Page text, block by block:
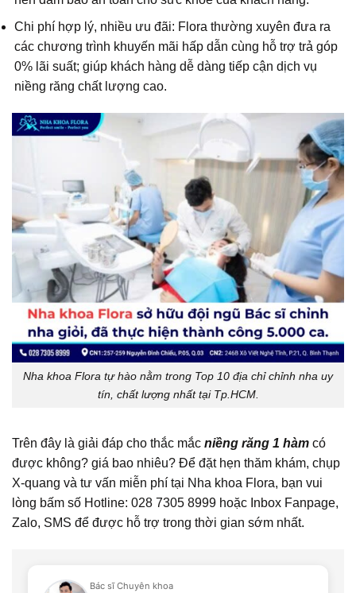
Chi phí hợp lý, nhiều ưu đãi: Flora thường xuyên đưa ra
các chương trình khuyến mãi hấp dẫn cùng hỗ trợ trả góp
0% lãi suất; giúp khách hàng dễ dàng tiếp cận dịch vụ
niềng răng chất lượng cao.
Nha khoa Flora tự hào nằm trong Top 10 địa chỉ chỉnh nha uy
tín, chất lượng nhất tại Tp.HCM.
Trên đây là giải đáp cho thắc mắc niềng răng 1 hàm có
được không? giá bao nhiêu? Để đặt hẹn thăm khám, chụp
X-quang và tư vấn miễn phí tại Nha khoa Flora, bạn vui
lòng bấm số Hotline: 028 7305 8999 hoặc Inbox Fanpage,
Zalo, SMS để được hỗ trợ trong thời gian sớm nhất.
Bác sĩ Chuyên khoa